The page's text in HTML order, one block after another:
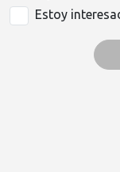
Estoy